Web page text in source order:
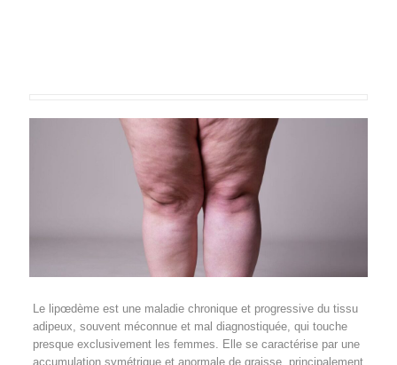
Le lipœdème est une maladie chronique et progressive du tissu
adipeux, souvent méconnue et mal diagnostiquée, qui touche
presque exclusivement les femmes. Elle se caractérise par une
accumulation symétrique et anormale de graisse, principalement